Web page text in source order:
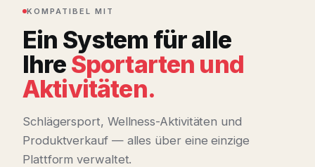
KOMPATIBEL MIT
Ein System für alle
IhreSportarten und
Aktivitäten.
Schlägersport, Wellness-Aktivitäten und
Produktverkauf — alles über eine einzige
Plattform verwaltet.